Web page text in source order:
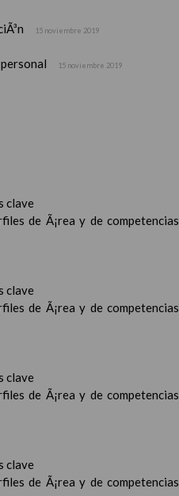
15 noviembre 2019
15 noviembre 2019
clave
de Ã¡rea y de competencias
clave
de Ã¡rea y de competencias
clave
de Ã¡rea y de competencias
clave
de Ã¡rea y de competencias